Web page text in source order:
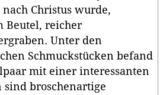
nach Christus wurde,
Beutel, reicher
Unter den
Schmuckstücken befand
mit einer interessanten
sind broschenartige